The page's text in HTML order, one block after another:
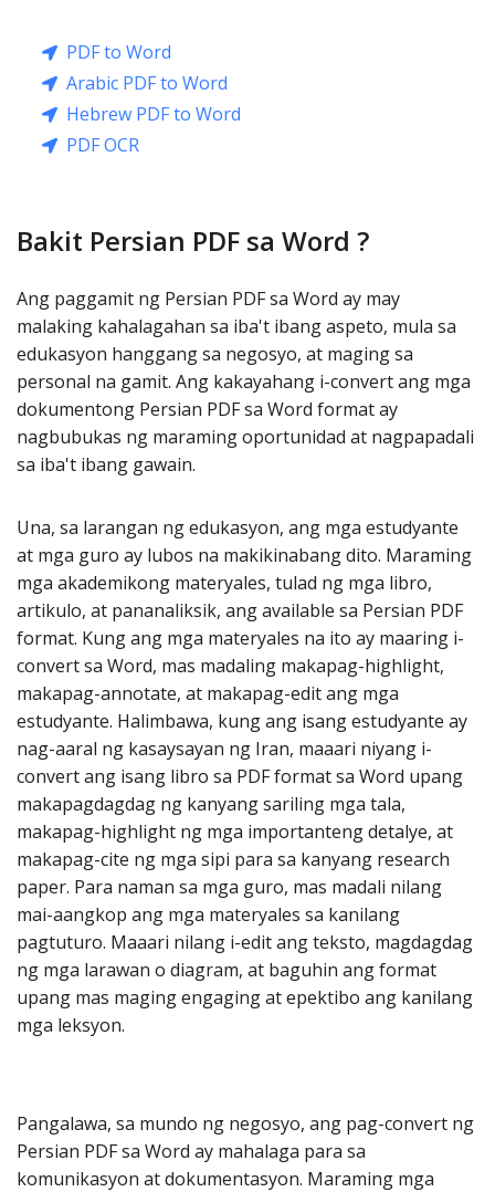
PDF to Word
Arabic PDF to Word
Hebrew PDF to Word
PDF OCR
Bakit Persian PDF sa Word ?
Ang paggamit ng Persian PDF sa Word ay may
malaking kahalagahan sa iba't ibang aspeto, mula sa
edukasyon hanggang sa negosyo, at maging sa
personal na gamit. Ang kakayahang i-convert ang mga
dokumentong Persian PDF sa Word format ay
nagbubukas ng maraming oportunidad at nagpapadali
sa iba't ibang gawain.
Una, sa larangan ng edukasyon, ang mga estudyante
at mga guro ay lubos na makikinabang dito. Maraming
mga akademikong materyales, tulad ng mga libro,
artikulo, at pananaliksik, ang available sa Persian PDF
format. Kung ang mga materyales na ito ay maaring i-
convert sa Word, mas madaling makapag-highlight,
makapag-annotate, at makapag-edit ang mga
estudyante. Halimbawa, kung ang isang estudyante ay
nag-aaral ng kasaysayan ng Iran, maaari niyang i-
convert ang isang libro sa PDF format sa Word upang
makapagdagdag ng kanyang sariling mga tala,
makapag-highlight ng mga importanteng detalye, at
makapag-cite ng mga sipi para sa kanyang research
paper. Para naman sa mga guro, mas madali nilang
mai-aangkop ang mga materyales sa kanilang
pagtuturo. Maaari nilang i-edit ang teksto, magdagdag
ng mga larawan o diagram, at baguhin ang format
upang mas maging engaging at epektibo ang kanilang
mga leksyon.
Pangalawa, sa mundo ng negosyo, ang pag-convert ng
Persian PDF sa Word ay mahalaga para sa
komunikasyon at dokumentasyon. Maraming mga